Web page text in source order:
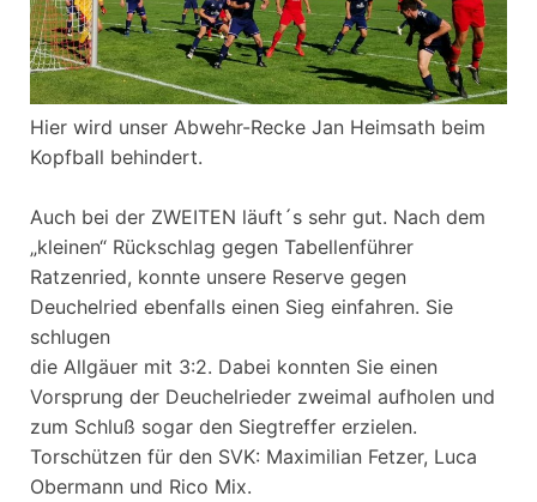
Hier wird unser Abwehr-Recke Jan Heimsath beim
Kopfball behindert.
Auch bei der ZWEITEN läuft´s sehr gut. Nach dem
„kleinen“ Rückschlag gegen Tabellenführer
Ratzenried, konnte unsere Reserve gegen
Deuchelried ebenfalls einen Sieg einfahren. Sie
schlugen
die Allgäuer mit 3:2. Dabei konnten Sie einen
Vorsprung der Deuchelrieder zweimal aufholen und
zum Schluß sogar den Siegtreffer erzielen.
Torschützen für den SVK: Maximilian Fetzer, Luca
Obermann und Rico Mix.